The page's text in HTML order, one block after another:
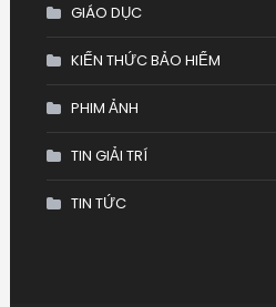
GIÁO DỤC
KIẾN THỨC BẢO HIỂM
PHIM ẢNH
TIN GIẢI TRÍ
TIN TỨC